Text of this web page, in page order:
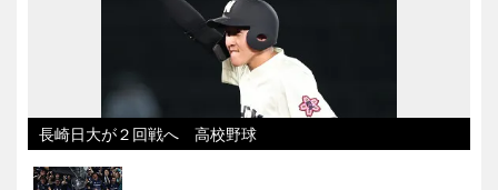
長崎日大が２回戦へ 高校野球